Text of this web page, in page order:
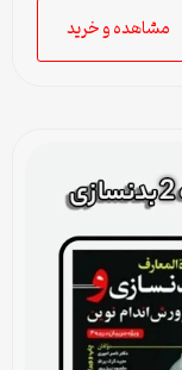
مشاهده و خرید